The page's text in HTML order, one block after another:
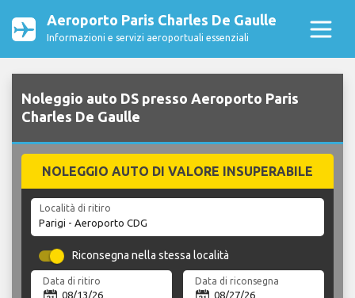
Aeroporto Paris Charles De Gaulle
Informazioni e servizi aeroportuali essenziali
Noleggio auto DS presso Aeroporto Paris
Charles De Gaulle
NOLEGGIO AUTO DI VALORE INSUPERABILE
Località di ritiro
Riconsegna nella stessa località
Data di ritiro Data di riconsegna